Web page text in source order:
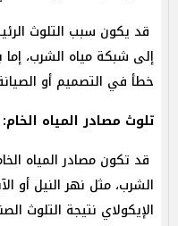
قد يكون سبب التلوث
إلى شبكة مياه الشرب،
خطأ في التصميم أو
تلوث مصادر المياه الخام:
قد تكون مصادر المياه
الشرب، مثل نهر النيل أو
الإيكولاي نتيجة التلوث